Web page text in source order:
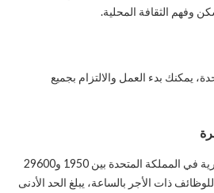
وفهم الثقافة المحلية.
يمكنك بدء العمل والالتزام بجميع
يتراوح متوسط الرواتب الشهرية في المملكة المتحدة بين 1950 و29600
ذات الأجر بالساعة، يبلغ الحد الأدنى